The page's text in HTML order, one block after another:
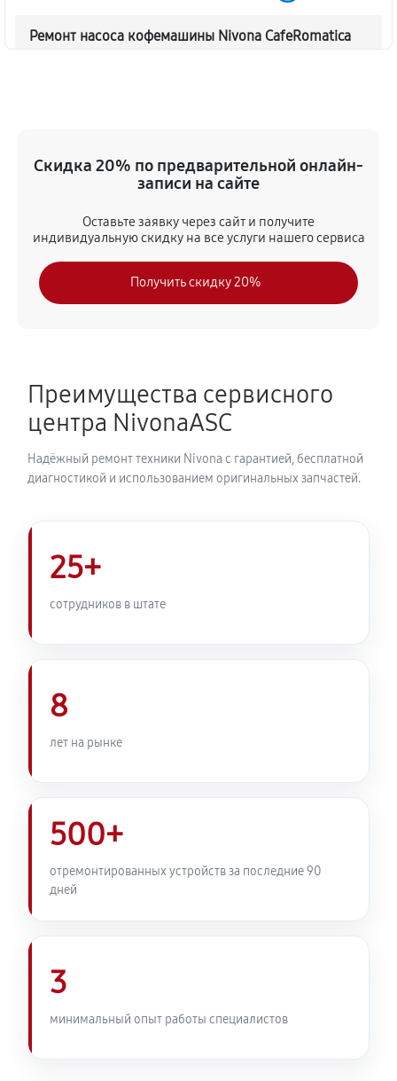
Ремонт насоса кофемашины Nivona CafeRomatica
620 руб 45 минут
Чистка от кофейных масел
Замена модуля управления
NICR 1030
720 руб 40 минут
Ремонт гидросистемы кофемашины Nivona
CafeRomatica NICR 1030
Ремонт кофемолки кофемашины Nivona
CafeRomatica NICR 1030
740 руб
Скидка 20% по предварительной онлайн-
записи на сайте
Оставьте заявку через сайт и получите
индивидуальную скидку на все услуги нашего сервиса
Получить скидку 20%
Преимущества сервисного
центра NivonaASC
Надёжный ремонт техники Nivona с гарантией, бесплатной
диагностикой и использованием оригинальных запчастей.
25+
сотрудников в штате
8
лет на рынке
500+
отремонтированных устройств за последние 90
дней
3
минимальный опыт работы специалистов